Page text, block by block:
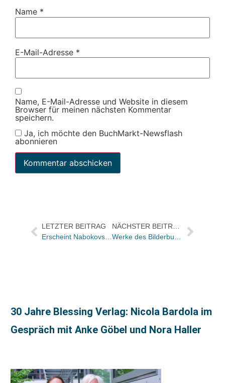
Name *
E-Mail-Adresse *
Name, E-Mail-Adresse und Website in diesem
Browser für meinen nächsten Kommentar
speichern.
Ja, ich möchte den BuchMarkt-Newsflash
abonnieren
LETZTER BEITRAG
Erscheint Nabokovs letzter Roman doch?
30 Jahre Blessing Verlag: Nicola Bardola im
Gespräch mit Anke Göbel und Nora Haller